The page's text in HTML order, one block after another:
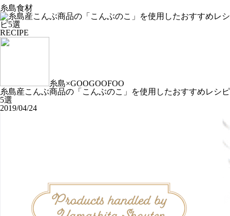
糸島食材
RECIPE
糸島×GOOGOOFOO
糸島産こんぶ商品の「こんぶのこ」を使用したおすすめレシピ
5選
2019/04/24